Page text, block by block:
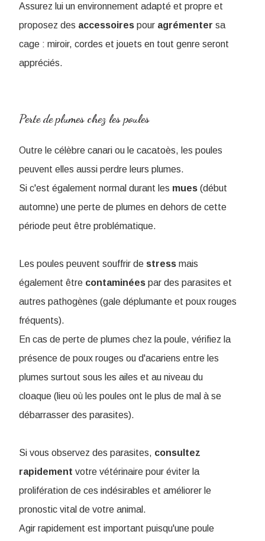
Assurez lui un environnement adapté et propre et
proposez des accessoires pour agrémenter sa
cage : miroir, cordes et jouets en tout genre seront
appréciés.
Perte de plumes chez les poules
Outre le célèbre canari ou le cacatoès, les poules
peuvent elles aussi perdre leurs plumes.
Si c'est également normal durant les mues (début
automne) une perte de plumes en dehors de cette
période peut être problématique.
Les poules peuvent souffrir de stress mais
également être contaminées par des parasites et
autres pathogènes (gale déplumante et poux rouges
fréquents).
En cas de perte de plumes chez la poule, vérifiez la
présence de poux rouges ou d'acariens entre les
plumes surtout sous les ailes et au niveau du
cloaque (lieu où les poules ont le plus de mal à se
débarrasser des parasites).
Si vous observez des parasites, consultez
rapidement votre vétérinaire pour éviter la
prolifération de ces indésirables et améliorer le
pronostic vital de votre animal.
Agir rapidement est important puisqu'une poule